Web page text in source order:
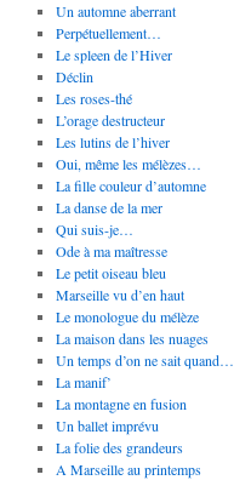
Un automne aberrant
Perpétuellement…
Le spleen de l’Hiver
Déclin
Les roses-thé
L’orage destructeur
Les lutins de l’hiver
Oui, même les mélèzes…
La fille couleur d’automne
La danse de la mer
Qui suis-je…
Ode à ma maîtresse
Le petit oiseau bleu
Marseille vu d’en haut
Le monologue du mélèze
La maison dans les nuages
Un temps d’on ne sait quand…
La manif’
La montagne en fusion
Un ballet imprévu
La folie des grandeurs
A Marseille au printemps